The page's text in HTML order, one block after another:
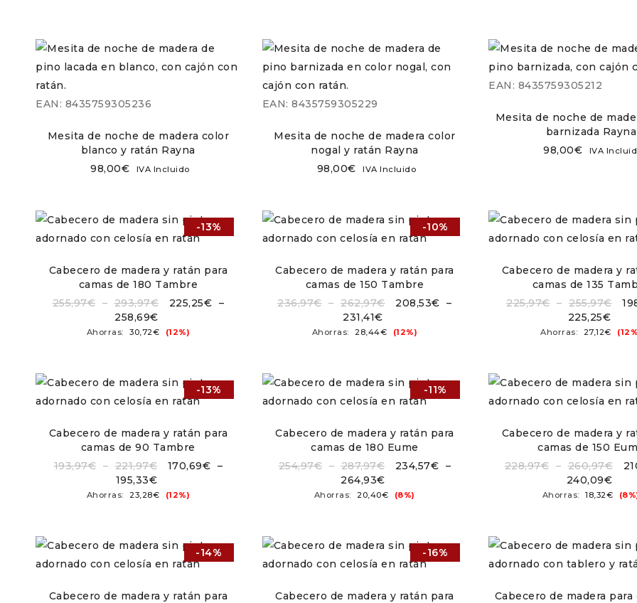
EAN: 8435759305236
Mesita de noche de madera color
blanco y ratán Rayna
98,00€ IVA Incluido
EAN: 8435759305229
Mesita de noche de madera color
nogal y ratán Rayna
98,00€ IVA Incluido
EAN: 8435759305212
Mesita de noche de
barnizada Rayna
98,00€ IVA
-13%
Cabecero de madera y ratán para
camas de 180 Tambre
255,97€ – 293,97€ 225,25€ –
258,69€
Ahorras: 30,72€ (12%)
-10%
Cabecero de madera y ratán para
camas de 150 Tambre
236,97€ – 262,97€ 208,53€ –
231,41€
Ahorras: 28,44€ (12%)
Cabecero de madera y
camas de 135
225,97€ – 255,97€
225,25€
Ahorras: 27,12€
-13%
Cabecero de madera y ratán para
camas de 90 Tambre
193,97€ – 221,97€ 170,69€ –
195,33€
Ahorras: 23,28€ (12%)
-11%
Cabecero de madera y ratán para
camas de 180 Eume
254,97€ – 287,97€ 234,57€ –
264,93€
Ahorras: 20,40€ (8%)
Cabecero de madera y
camas de 150
228,97€ – 260,97€
240,09€
Ahorras: 18,32€
-14%
Cabecero de madera y ratán para
-16%
Cabecero de madera y ratán para
Cabecero de madera para